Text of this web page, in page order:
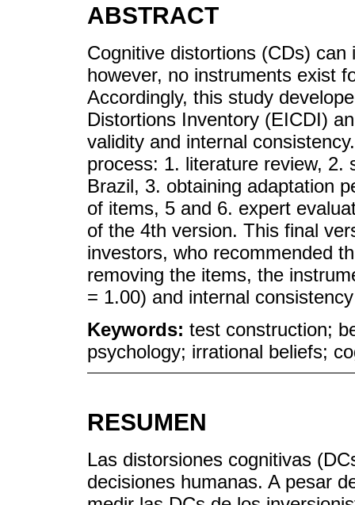
ABSTRACT
Cognitive distortions (CDs)
however, no instruments exist
Accordingly, this study
Distortions Inventory (EICDI)
validity and internal
process: 1. literature review, 2.
Brazil, 3. obtaining adaptation
of items, 5 and 6. expert
of the 4th version. This final
investors, who recommended
removing the items, the
= 1.00) and internal
Keywords: test construction;
psychology; irrational beliefs;
RESUMEN
Las distorsiones cognitivas
decisiones humanas. A pesar